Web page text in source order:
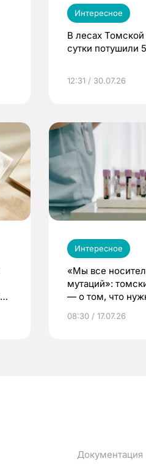
Интересное
В лесах Томской
сутки потушили
12:31 / 30.07.26
Интересное
«Мы все
мутаций»:
— о том, что
08:30 / 17.07.26
Документация